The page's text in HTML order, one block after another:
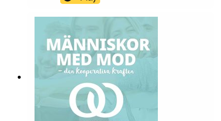
hållbarhetsmål? I detta avsnitt pratar vi om IDG,
Inner Development Goals med ledarcoachen